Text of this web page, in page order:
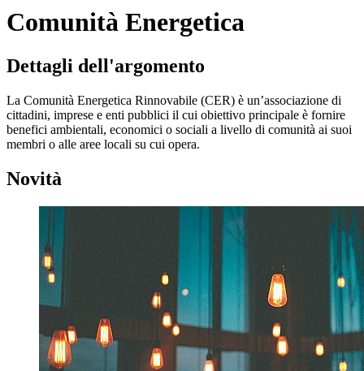
Comunità Energetica
Dettagli dell'argomento
La Comunità Energetica Rinnovabile (CER) è un’associazione di
cittadini, imprese e enti pubblici il cui obiettivo principale è fornire
benefici ambientali, economici o sociali a livello di comunità ai suoi
membri o alle aree locali su cui opera.
Novità